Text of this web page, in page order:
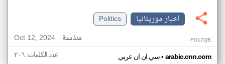
اخبار موريتانيا
Politics
Oct 12, 2024
منذ سنة FG17QB
سي ان ان عربي• arabic.cnn.com عدد الكلمات: ٢٠٦